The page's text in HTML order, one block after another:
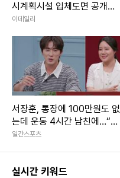
시계획시설 입체도면 공개된
다
이데일리
서장훈, 통장에 100만원도 없
는데 운동 4시간 남친에…“이
상한 고집 있어” (연애전쟁)
일간스포츠
실시간 키워드